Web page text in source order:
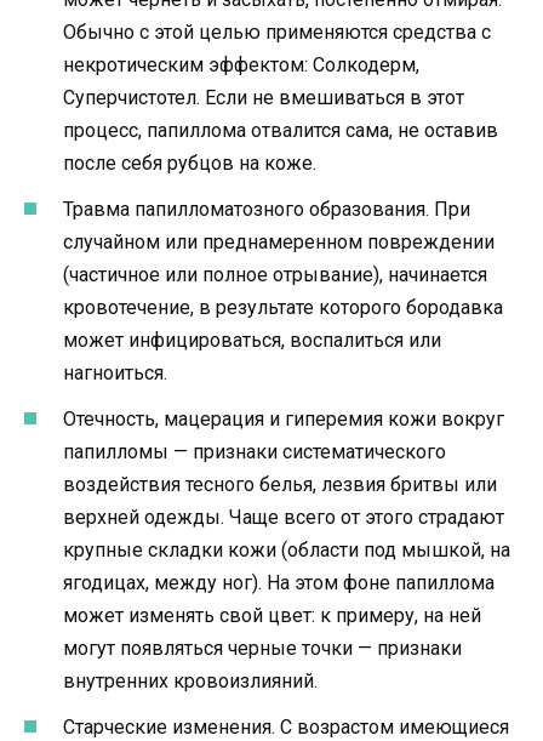
Обычно с этой целью применяются средства с
некротическим эффектом: Солкодерм,
Суперчистотел. Если не вмешиваться в этот
процесс, папиллома отвалится сама, не оставив
после себя рубцов на коже.
Травма папилломатозного образования. При
случайном или преднамеренном повреждении
(частичное или полное отрывание), начинается
кровотечение, в результате которого бородавка
может инфицироваться, воспалиться или
нагноиться.
Отечность, мацерация и гиперемия кожи вокруг
папилломы — признаки систематического
воздействия тесного белья, лезвия бритвы или
верхней одежды. Чаще всего от этого страдают
крупные складки кожи (области под мышкой, на
ягодицах, между ног). На этом фоне папиллома
может изменять свой цвет: к примеру, на ней
могут появляться черные точки — признаки
внутренних кровоизлияний.
Старческие изменения. С возрастом имеющиеся